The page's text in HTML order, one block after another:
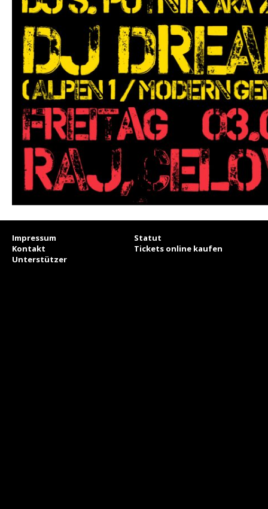
Impressum
Statut
Kontakt
Tickets online kaufen
Unterstützer